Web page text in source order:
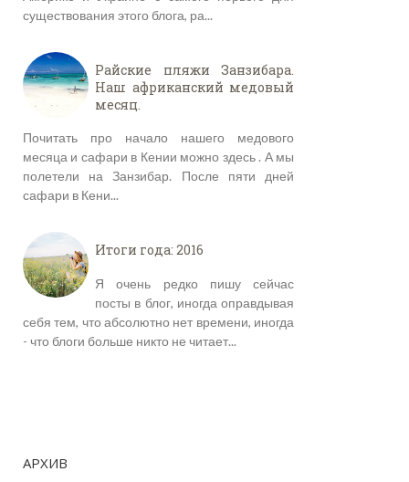
существования этого блога, ра...
Райские пляжи Занзибара.
Наш африканский медовый
месяц.
Почитать про начало нашего медового
месяца и сафари в Кении можно здесь . А мы
полетели на Занзибар. После пяти дней
сафари в Кени...
Итоги года: 2016
Я очень редко пишу сейчас
посты в блог, иногда оправдывая
себя тем, что абсолютно нет времени, иногда
- что блоги больше никто не читает...
АРХИВ